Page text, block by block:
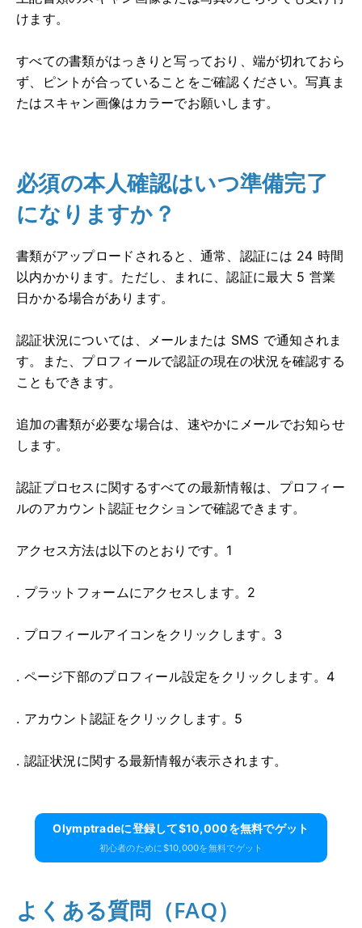
けます。
すべての書類がはっきりと写っており、端が切れておら
ず、ピントが合っていることをご確認ください。写真ま
たはスキャン画像はカラーでお願いします。
必須の本人確認はいつ準備完了
になりますか？
書類がアップロードされると、通常、認証には 24 時間
以内かかります。ただし、まれに、認証に最大 5 営業
日かかる場合があります。
認証状況については、メールまたは SMS で通知されま
す。また、プロフィールで認証の現在の状況を確認する
こともできます。
追加の書類が必要な場合は、速やかにメールでお知らせ
します。
認証プロセスに関するすべての最新情報は、プロフィー
ルのアカウント認証セクションで確認できます。
アクセス方法は以下のとおりです。1
. プラットフォームにアクセスします。2
. プロフィールアイコンをクリックします。3
. ページ下部のプロフィール設定をクリックします。4
. アカウント認証をクリックします。5
. 認証状況に関する最新情報が表示されます。
Olymptradeに​​登録して$10,000を無料でゲット
初心者のために$10,000を無料でゲット
よくある質問（FAQ）